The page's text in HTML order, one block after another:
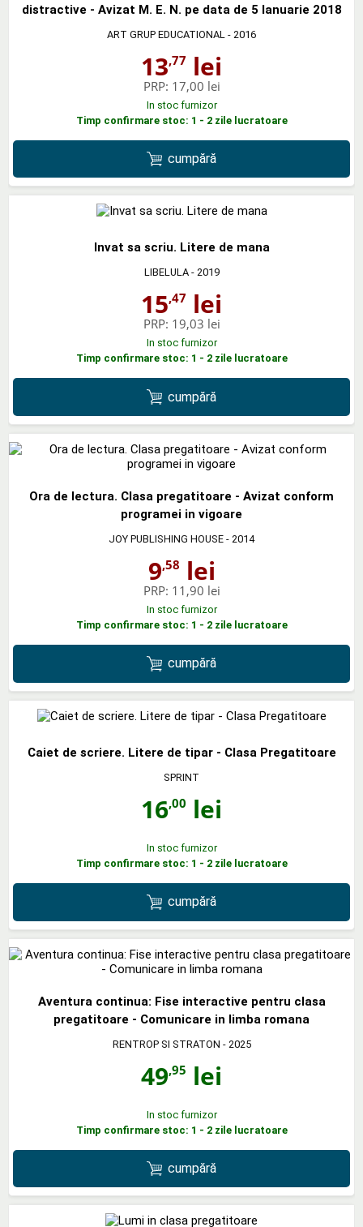
distractive - Avizat M. E. N. pe data de 5 Ianuarie 2018
ART GRUP EDUCATIONAL - 2016
13,77 lei
PRP: 17,00 lei
In stoc furnizor
Timp confirmare stoc: 1 - 2 zile lucratoare
cumpără
Invat sa scriu. Litere de mana
LIBELULA- 2019
15,47 lei
PRP: 19,03 lei
In stoc furnizor
Timp confirmare stoc: 1 - 2 zile lucratoare
cumpără
Ora de lectura. Clasa pregatitoare - Avizat conform
programei in vigoare
JOY PUBLISHING HOUSE - 2014
9,58 lei
PRP: 11,90 lei
In stoc furnizor
Timp confirmare stoc: 1 - 2 zile lucratoare
cumpără
Caiet de scriere. Litere de tipar - Clasa Pregatitoare
SPRINT
16,00 lei
In stoc furnizor
Timp confirmare stoc: 1 - 2 zile lucratoare
cumpără
Aventura continua: Fise interactive pentru clasa
pregatitoare - Comunicare in limba romana
RENTROP SI STRATON - 2025
49,95 lei
In stoc furnizor
Timp confirmare stoc: 1 - 2 zile lucratoare
cumpără